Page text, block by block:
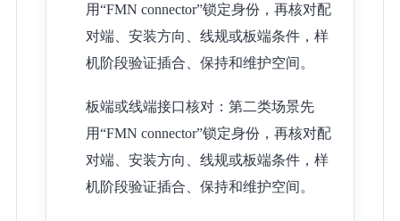
用“FMN connector”锁定身份，再核对配
对端、安装方向、线规或板端条件，样
机阶段验证插合、保持和维护空间。
板端或线端接口核对：第二类场景先
用“FMN connector”锁定身份，再核对配
对端、安装方向、线规或板端条件，样
机阶段验证插合、保持和维护空间。